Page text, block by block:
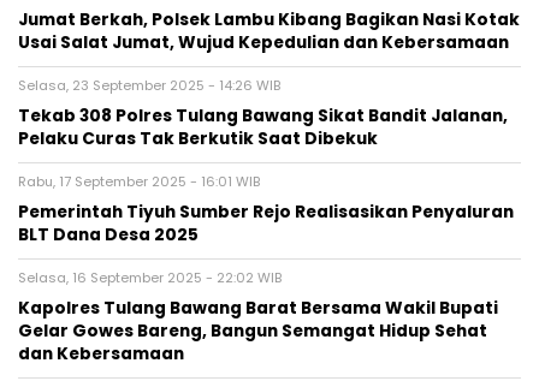
Jumat Berkah, Polsek Lambu Kibang Bagikan Nasi Kotak
Usai Salat Jumat, Wujud Kepedulian dan Kebersamaan
Selasa, 23 September 2025 - 14:26 WIB
Tekab 308 Polres Tulang Bawang Sikat Bandit Jalanan,
Pelaku Curas Tak Berkutik Saat Dibekuk
Rabu, 17 September 2025 - 16:01 WIB
Pemerintah Tiyuh Sumber Rejo Realisasikan Penyaluran
BLT Dana Desa 2025
Selasa, 16 September 2025 - 22:02 WIB
Kapolres Tulang Bawang Barat Bersama Wakil Bupati
Gelar Gowes Bareng, Bangun Semangat Hidup Sehat
dan Kebersamaan